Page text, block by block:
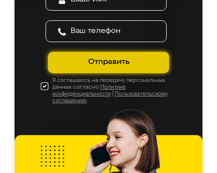
Отправить
Я соглашаюсь на передачу персональных
данных согласно Политике
конфиденциальности
Пользовательскому
соглашению